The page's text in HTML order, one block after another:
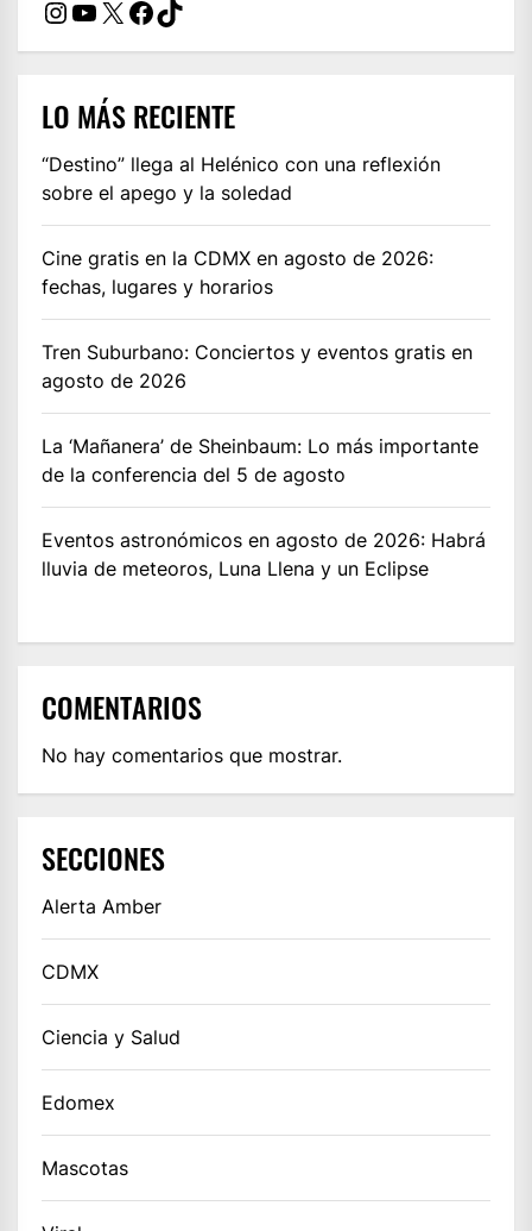
Instagram
YouTube
X Facebook
TikTok
LO MÁS RECIENTE
“Destino” llega al Helénico con una reflexión
sobre el apego y la soledad
Cine gratis en la CDMX en agosto de 2026:
fechas, lugares y horarios
Tren Suburbano: Conciertos y eventos gratis en
agosto de 2026
La ‘Mañanera’ de Sheinbaum: Lo más importante
de la conferencia del 5 de agosto
Eventos astronómicos en agosto de 2026: Habrá
lluvia de meteoros, Luna Llena y un Eclipse
COMENTARIOS
No hay comentarios que mostrar.
SECCIONES
Alerta Amber
CDMX
Ciencia y Salud
Edomex
Mascotas